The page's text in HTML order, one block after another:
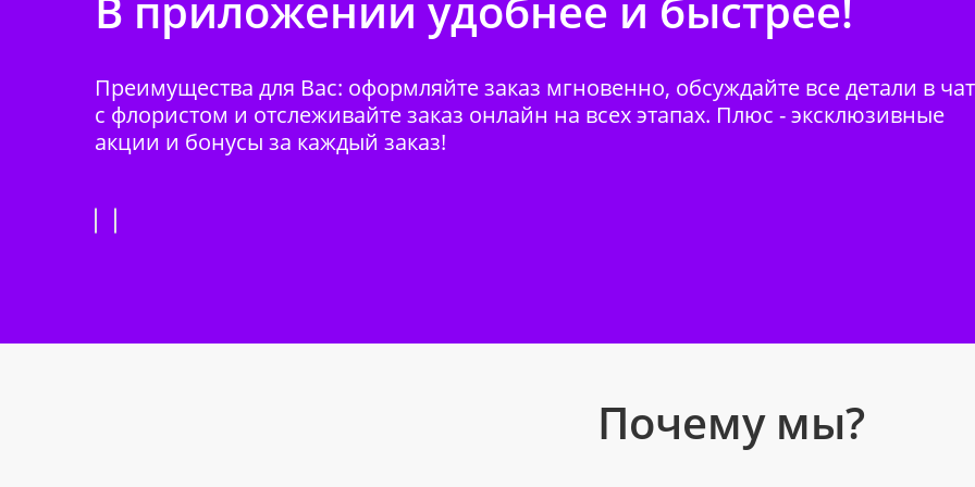
Преимущества для Вас: оформляйте заказ мгновенно, обсуждайте все детали в
с флористом и отслеживайте заказ онлайн на всех этапах. Плюс - эксклюзивные
акции и бонусы за каждый заказ!
Почему мы?